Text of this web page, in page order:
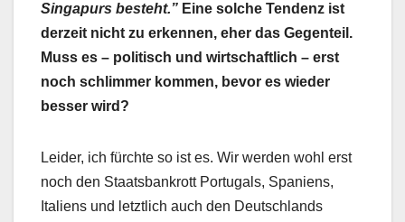
Singapurs besteht.” Eine solche Tendenz ist
derzeit nicht zu erkennen, eher das Gegenteil.
Muss es – politisch und wirtschaftlich – erst
noch schlimmer kommen, bevor es wieder
besser wird?
Leider, ich fürchte so ist es. Wir werden wohl erst
noch den Staatsbankrott Portugals, Spaniens,
Italiens und letztlich auch den Deutschlands